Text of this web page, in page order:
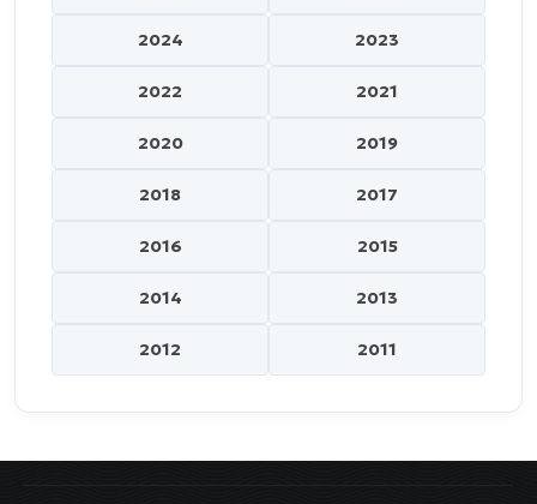
2024 2023
2022 2021
2020 2019
2018 2017
2016 2015
2014 2013
2012 2011